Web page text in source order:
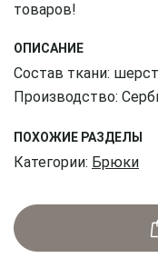
товаров!
ОПИСАНИЕ
Состав ткани:
Производство:
ПОХОЖИЕ РАЗДЕЛЫ
Категории: Брюки